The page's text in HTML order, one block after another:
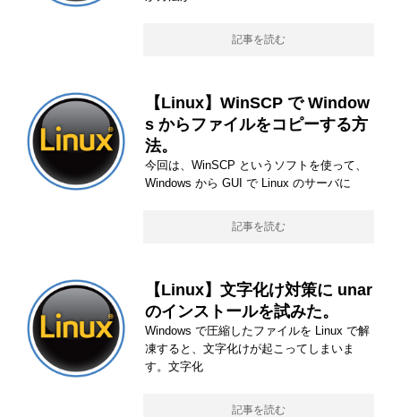
記事を読む
【Linux】WinSCP で Window
s からファイルをコピーする方
法。
今回は、WinSCP というソフトを使って、
Windows から GUI で Linux のサーバに
記事を読む
【Linux】文字化け対策に unar
のインストールを試みた。
Windows で圧縮したファイルを Linux で解
凍すると、文字化けが起こってしまいま
す。文字化
記事を読む